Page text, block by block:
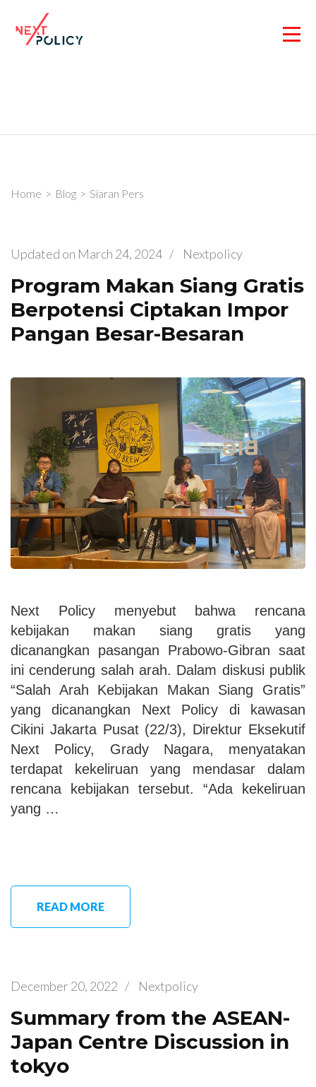
content
Home > Blog > Siaran Pers
Updated on March 24, 2024 / Nextpolicy
Program Makan Siang Gratis
Berpotensi Ciptakan Impor
Pangan Besar-Besaran
Next Policy menyebut bahwa rencana
kebijakan makan siang gratis yang
dicanangkan pasangan Prabowo-Gibran saat
ini cenderung salah arah. Dalam diskusi publik
“Salah Arah Kebijakan Makan Siang Gratis”
yang dicanangkan Next Policy di kawasan
Cikini Jakarta Pusat (22/3), Direktur Eksekutif
Next Policy, Grady Nagara, menyatakan
terdapat kekeliruan yang mendasar dalam
rencana kebijakan tersebut. “Ada kekeliruan
yang …
READ MORE
December 20, 2022 / Nextpolicy
Summary from the ASEAN-
Japan Centre Discussion in
tokyo